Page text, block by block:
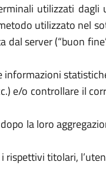
utilizzati
utilizzato nel
server (“buon
e/o controllare il
la loro
titolari,